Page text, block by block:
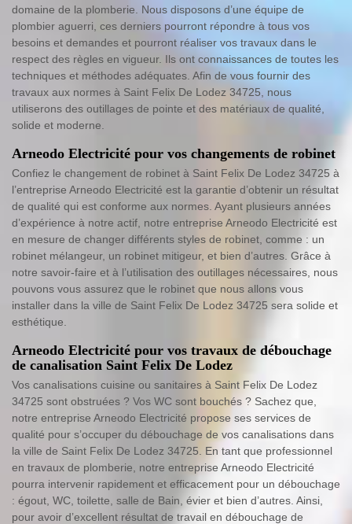
domaine de la plomberie. Nous disposons d’une équipe de
plombier aguerri, ces derniers pourront répondre à tous vos
besoins et demandes et pourront réaliser vos travaux dans le
respect des règles en vigueur. Ils ont connaissances de toutes les
techniques et méthodes adéquates. Afin de vous fournir des
travaux aux normes à Saint Felix De Lodez 34725, nous
utiliserons des outillages de pointe et des matériaux de qualité,
solide et moderne.
Arneodo Electricité pour vos changements de robinet
Confiez le changement de robinet à Saint Felix De Lodez 34725 à
l’entreprise Arneodo Electricité est la garantie d’obtenir un résultat
de qualité qui est conforme aux normes. Ayant plusieurs années
d’expérience à notre actif, notre entreprise Arneodo Electricité est
en mesure de changer différents styles de robinet, comme : un
robinet mélangeur, un robinet mitigeur, et bien d’autres. Grâce à
notre savoir-faire et à l’utilisation des outillages nécessaires, nous
pouvons vous assurez que le robinet que nous allons vous
installer dans la ville de Saint Felix De Lodez 34725 sera solide et
esthétique.
Arneodo Electricité pour vos travaux de débouchage
de canalisation Saint Felix De Lodez
Vos canalisations cuisine ou sanitaires à Saint Felix De Lodez
34725 sont obstruées ? Vos WC sont bouchés ? Sachez que,
notre entreprise Arneodo Electricité propose ses services de
qualité pour s’occuper du débouchage de vos canalisations dans
la ville de Saint Felix De Lodez 34725. En tant que professionnel
en travaux de plomberie, notre entreprise Arneodo Electricité
pourra intervenir rapidement et efficacement pour un débouchage
: égout, WC, toilette, salle de Bain, évier et bien d’autres. Ainsi,
pour avoir d’excellent résultat de travail en débouchage de